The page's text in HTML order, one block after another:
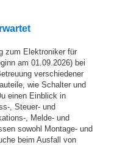
zum Elektroniker für
am 01.09.2026) bei
verschiedener
wie Schalter und
einen Einblick in
, Steuer- und
, Melde- und
sowohl Montage- und
beim Ausfall von